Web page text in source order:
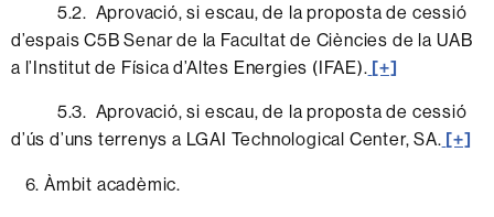
5.2. Aprovació, si escau, de la proposta de cessió
d’espais C5B Senar de la Facultat de Ciències de la UAB
a l’Institut de Física d’Altes Energies (IFAE). [+]
5.3. Aprovació, si escau, de la proposta de cessió
d’ús d’uns terrenys a LGAI Technological Center, SA. [+]
Àmbit acadèmic.